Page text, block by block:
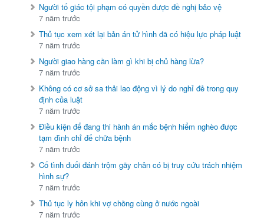
Người tố giác tội phạm có quyền được đề nghị bảo vệ
7 năm trước
Thủ tục xem xét lại bản án tử hình đã có hiệu lực pháp luật
7 năm trước
Người giao hàng cần làm gì khi bị chủ hàng lừa?
7 năm trước
Không có cơ sở sa thải lao động vì lý do nghỉ đẻ trong quy
định của luật
7 năm trước
Điều kiện để đang thi hành án mắc bệnh hiểm nghèo được
tạm đình chỉ để chữa bệnh
7 năm trước
Cố tình đuổi đánh trộm gãy chân có bị truy cứu trách nhiệm
hình sự?
7 năm trước
Thủ tục ly hôn khi vợ chồng cùng ở nước ngoài
7 năm trước